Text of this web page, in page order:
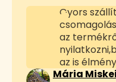
Gyors
az
az is
Mária Miskei